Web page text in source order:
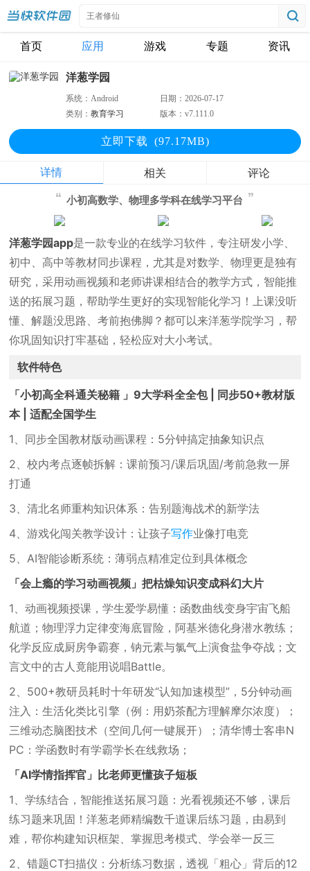
首页 应用 游戏 专题 资讯
洋葱学园
系统：Android 日期：2026-07-17
类别：教育学习 版本：v7.111.0
立即下载 (97.17MB)
详情 相关 评论
小初高数学、物理多学科在线学习平台
洋葱学园app是一款专业的在线学习软件，专注研发小学、
初中、高中等教材同步课程，尤其是对数学、物理更是独有
研究，采用动画视频和老师讲课相结合的教学方式，智能推
送的拓展习题，帮助学生更好的实现智能化学习！上课没听
懂、解题没思路、考前抱佛脚？都可以来洋葱学院学习，帮
你巩固知识打牢基础，轻松应对大小考试。
软件特色
「小初高全科通关秘籍 」9大学科全全包 | 同步50+教材版
本 | 适配全国学生
1、同步全国教材版动画课程：5分钟搞定抽象知识点
2、校内考点逐帧拆解：课前预习/课后巩固/考前急救一屏
打通
3、清北名师重构知识体系：告别题海战术的新学法
4、游戏化闯关教学设计：让孩子写作业像打电竞
5、AI智能诊断系统：薄弱点精准定位到具体概念
「会上瘾的学习动画视频」把枯燥知识变成科幻大片
1、动画视频授课，学生爱学易懂：函数曲线变身宇宙飞船
航道；物理浮力定律变海底冒险，阿基米德化身潜水教练；
化学反应成厨房争霸赛，钠元素与氯气上演食盐争夺战；文
言文中的古人竟能用说唱Battle。
2、500+教研员耗时十年研发“认知加速模型”，5分钟动画
注入：生活化类比引擎（例：用奶茶配方理解摩尔浓度）；
三维动态脑图技术（空间几何一键展开）；清华博士客串N
PC：学函数时有学霸学长在线救场；
「AI学情指挥官」比老师更懂孩子短板
1、学练结合，智能推送拓展习题：光看视频还不够，课后
练习题来巩固！洋葱老师精编数千道课后练习题，由易到
难，帮你构建知识框架、掌握思考模式、学会举一反三
2、错题CT扫描仪：分析练习数据，透视「粗心」背后的12